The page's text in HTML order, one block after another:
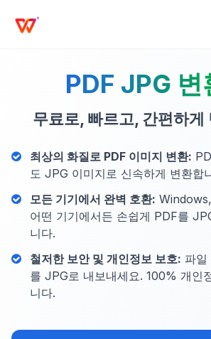
PDF JPG 변
무료로, 빠르고, 간편하게
최상의 화질로 PDF 이미지 변환:
도 JPG 이미지로 신속하게 변환합
모든 기기에서 완벽 호환:
어떤 기기에서든 손쉽게 PDF를
니다.
철저한 보안 및 개인정보 보호: 파일
를 JPG로 내보내세요. 100% 개인
니다.